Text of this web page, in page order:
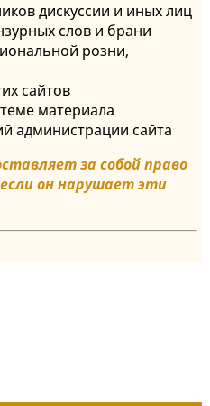
дискуссии и иных лиц
слов и брани
розни,
сайтов
материала
администрации сайта
за собой право
он нарушает эти